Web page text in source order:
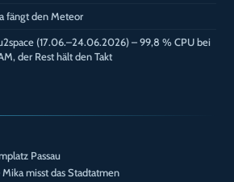
fängt den Meteor
(17.06.–24.06.2026) – 99,8 % CPU bei
der Rest hält den Takt
Passau
misst das Stadtatmen